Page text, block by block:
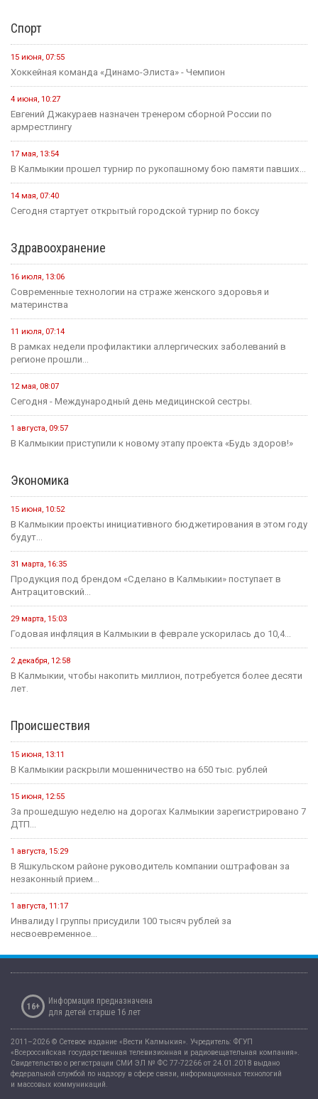
Спорт
15 июня, 07:55
Хоккейная команда «Динамо-Элиста» - Чемпион
4 июня, 10:27
Евгений Джакураев назначен тренером сборной России по
армрестлингу
17 мая, 13:54
В Калмыкии прошел турнир по рукопашному бою памяти павших...
14 мая, 07:40
Сегодня стартует открытый городской турнир по боксу
Здравоохранение
16 июля, 13:06
Современные технологии на страже женского здоровья и
материнства
11 июля, 07:14
В рамках недели профилактики аллергических заболеваний в
регионе прошли...
12 мая, 08:07
Сегодня - Международный день медицинской сестры.
1 августа, 09:57
В Калмыкии приступили к новому этапу проекта «Будь здоров!»
Экономика
15 июня, 10:52
В Калмыкии проекты инициативного бюджетирования в этом году
будут...
31 марта, 16:35
Продукция под брендом «Сделано в Калмыкии» поступает в
Антрацитовский...
29 марта, 15:03
Годовая инфляция в Калмыкии в феврале ускорилась до 10,4...
2 декабря, 12:58
В Калмыкии, чтобы накопить миллион, потребуется более десяти
лет.
Происшествия
15 июня, 13:11
В Калмыкии раскрыли мошенничество на 650 тыс. рублей
15 июня, 12:55
За прошедшую неделю на дорогах Калмыкии зарегистрировано 7
ДТП...
1 августа, 15:29
В Яшкульском районе руководитель компании оштрафован за
незаконный прием...
1 августа, 11:17
Инвалиду I группы присудили 100 тысяч рублей за
несвоевременное...
16+
Информация предназначена
для детей старше 16 лет
2011–2026 © Сетевое издание «Вести Калмыкия». Учредитель: ФГУП
«Всероссийская государственная телевизионная и радиовещательная компания».
Свидетельство о регистрации СМИ ЭЛ № ФС 77-72266 от 24.01.2018 выдано
федеральной службой по надзору в сфере связи, информационных технологий
и массовых коммуникаций.